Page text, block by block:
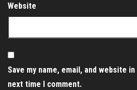
Website
Save my name, email, and website
next time I comment.